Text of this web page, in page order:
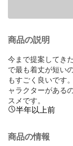
商品の説明
今まで提案してき
で最も着丈が短い
もすごく良いです
ャラクターがある
スメです。
半年以上前
商品の情報